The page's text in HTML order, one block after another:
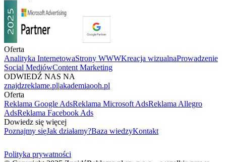
Oferta
Analityka InternetowaStrony WWWKreacja wizualnaProwadzenie
Social MediówContent Marketing
ODWIEDŹ NAS NA
znajdzreklame.pl|akademiaooh.pl
Oferta
Reklama Google AdsReklama Microsoft AdsReklama Allegro
AdsReklama Facebook Ads
Dowiedz się więcej
Poznajmy sięJak działamy?Baza wiedzyKontakt
Polityka prywatności